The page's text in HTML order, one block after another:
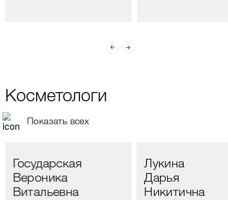
Косметологи
Показать всех
Государская
Вероника
Витальевна
Лукина
Дарья
Никитична